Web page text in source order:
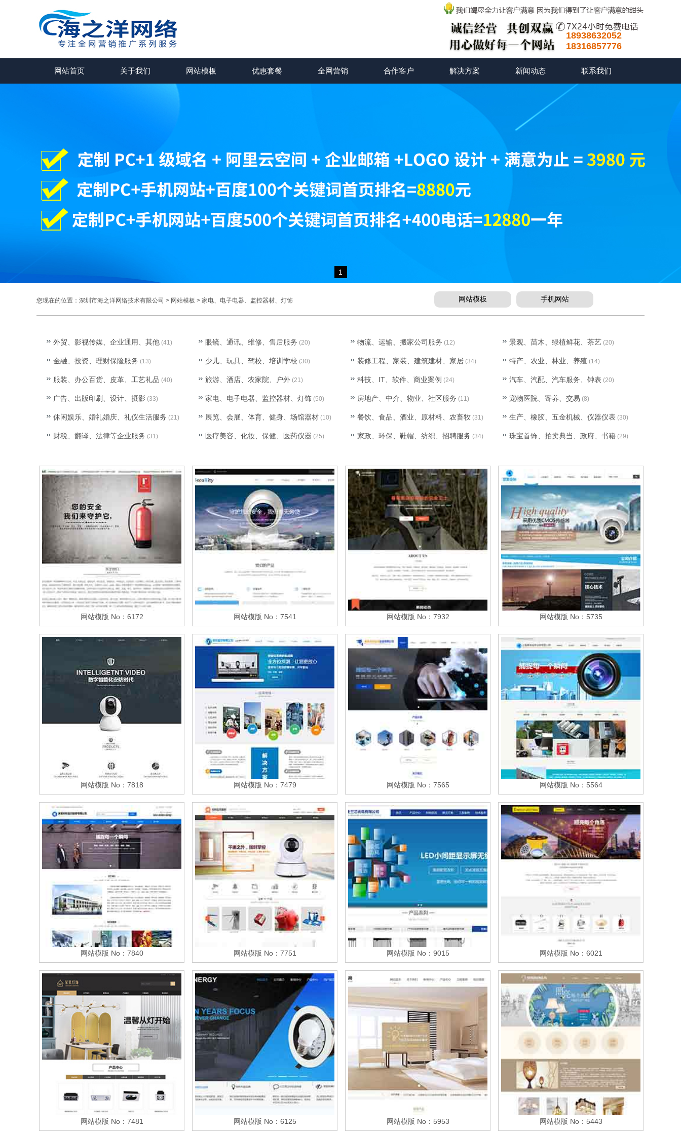
1
网站首页 关于我们 网站模板 优惠套餐 全网营销 合作客户 解决方案 新闻动态 联系我们
18938632052
18316857776
您现在的位置： 深圳市海之洋网络技术有限公司 > 网站模板 > 家电、电子电器、监控器材、灯饰 网站模板 手机网站
外贸、影视传媒、企业通用、其他 (41) 眼镜、通讯、维修、售后服务 (20) 物流、运输、搬家公司服务 (12) 景观、苗木、绿植鲜花、茶艺 (20)
金融、投资、理财保险服务 (13) 少儿、玩具、驾校、培训学校 (30) 装修工程、家装、建筑建材、家居 (34) 特产、农业、林业、养殖 (14)
服装、办公百货、皮革、工艺礼品 (40) 旅游、酒店、农家院、户外 (21) 科技、IT、软件、商业案例 (24) 汽车、汽配、汽车服务、钟表 (20)
广告、出版印刷、设计、摄影 (33) 家电、电子电器、监控器材、灯饰 (50) 房地产、中介、物业、社区服务 (11) 宠物医院、寄养、交易 (8)
休闲娱乐、婚礼婚庆、礼仪生活服务 (21) 展览、会展、体育、健身、场馆器材 (10) 餐饮、食品、酒业、原材料、农畜牧 (31) 生产、橡胶、五金机械、仪器仪表 (30)
财税、翻译、法律等企业服务 (31) 医疗美容、化妆、保健、医药仪器 (25) 家政、环保、鞋帽、纺织、招聘服务 (34) 珠宝首饰、拍卖典当、政府、书籍 (29)
网站模版 No：6172 网站模版 No：7541 网站模版 No：7932 网站模版 No：5735
网站模版 No：7818 网站模版 No：7479 网站模版 No：7565 网站模版 No：5564
网站模版 No：7840 网站模版 No：7751 网站模版 No：9015 网站模版 No：6021
网站模版 No：7481 网站模版 No：6125 网站模版 No：5953 网站模版 No：5443